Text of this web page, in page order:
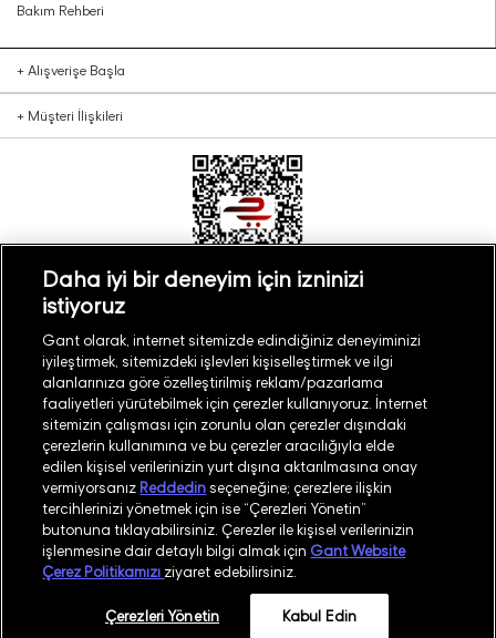
Bakım Rehberi
+ Alışverişe Başla
+ Müşteri İlişkileri
Türkiye Mağaza Bul
©2026GANT
İşlem Rehberi Site Haritası
Güvenlik Politikası Kullanım Koşulları
Whatsapp Aydınlatma Metni
Daha iyi bir deneyim için izninizi
istiyoruz
Gant olarak, internet sitemizde edindiğiniz deneyiminizi
iyileştirmek, sitemizdeki işlevleri kişiselleştirmek ve ilgi
alanlarınıza göre özelleştirilmiş reklam/pazarlama
faaliyetleri yürütebilmek için çerezler kullanıyoruz. İnternet
sitemizin çalışması için zorunlu olan çerezler dışındaki
çerezlerin kullanımına ve bu çerezler aracılığıyla elde
edilen kişisel verilerinizin yurt dışına aktarılmasına onay
vermiyorsanız Reddedin seçeneğine; çerezlere ilişkin
tercihlerinizi yönetmek için ise “Çerezleri Yönetin”
butonuna tıklayabilirsiniz. Çerezler ile kişisel verilerinizin
işlenmesine dair detaylı bilgi almak için Gant Website
Çerez Politikamızı ziyaret edebilirsiniz.
Çerezleri Yönetin Kabul Edin